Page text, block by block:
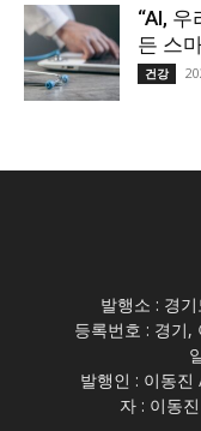
“AI,
든 스
건강
발행소 : 경
등록번호 : 경기
발행인 : 이동
자 : 이동